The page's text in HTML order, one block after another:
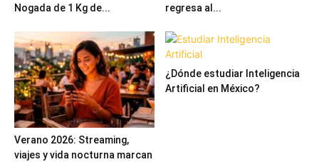
Nogada de 1 Kg de...
regresa al...
Verano 2026: Streaming,
viajes y vida nocturna marcan
¿Dónde estudiar Inteligencia
Artificial en México?